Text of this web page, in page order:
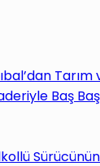
Baş